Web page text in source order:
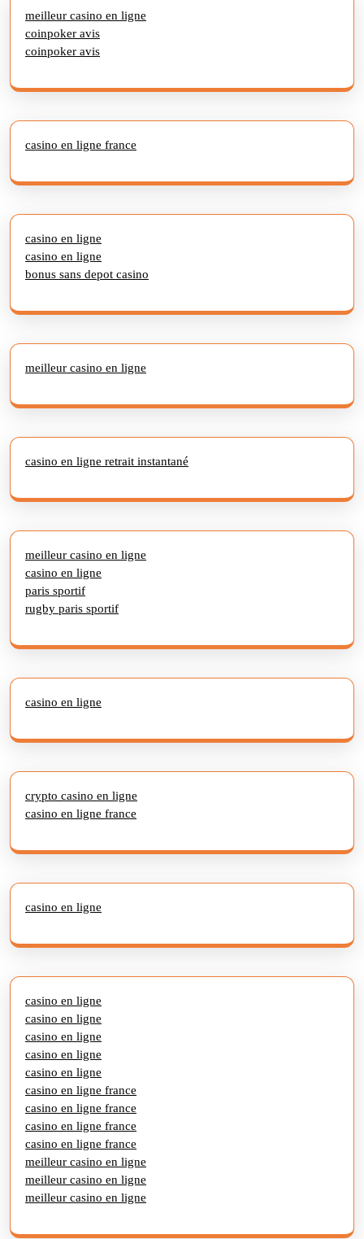
meilleur casino en ligne
coinpoker avis
coinpoker avis
casino en ligne france
casino en ligne
casino en ligne
bonus sans depot casino
meilleur casino en ligne
casino en ligne retrait instantané
meilleur casino en ligne
casino en ligne
paris sportif
rugby paris sportif
casino en ligne
crypto casino en ligne
casino en ligne france
casino en ligne
casino en ligne
casino en ligne
casino en ligne
casino en ligne
casino en ligne
casino en ligne france
casino en ligne france
casino en ligne france
casino en ligne france
meilleur casino en ligne
meilleur casino en ligne
meilleur casino en ligne